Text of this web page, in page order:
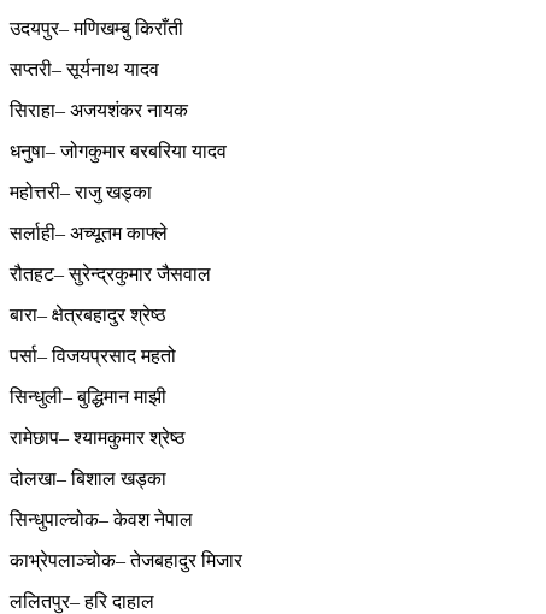
उदयपुर– मणिखम्बु किराँती
सप्तरी– सूर्यनाथ यादव
सिराहा– अजयशंकर नायक
धनुषा– जोगकुमार बरबरिया यादव
महोत्तरी– राजु खड्का
सर्लाही– अच्यूतम काफ्ले
रौतहट– सुरेन्द्रकुमार जैसवाल
बारा– क्षेत्रबहादुर श्रेष्ठ
पर्सा– विजयप्रसाद महतो
सिन्धुली– बुद्धिमान माझी
रामेछाप– श्यामकुमार श्रेष्ठ
दोलखा– बिशाल खड्का
सिन्धुपाल्चोक– केवश नेपाल
काभ्रेपलाञ्चोक– तेजबहादुर मिजार
ललितपुर– हरि दाहाल